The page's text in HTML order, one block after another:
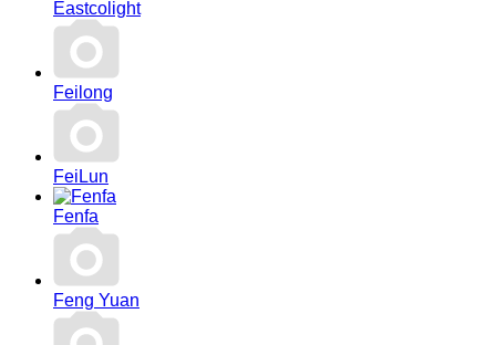
Eastcolight
Feilong
FeiLun
Fenfa
Feng Yuan